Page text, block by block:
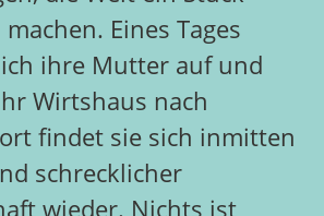
Eines Tages
ihre Mutter auf und
Wirtshaus nach
findet sie sich inmitten
schrecklicher